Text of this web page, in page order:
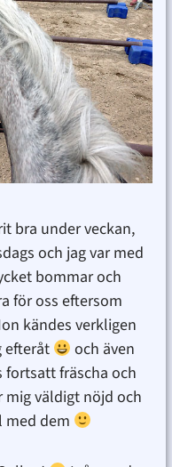
bra under veckan,
och jag var med
bommar och
för oss eftersom
kändes verkligen
efteråt
och även
fortsatt fräscha och
mig väldigt nöjd och
med dem